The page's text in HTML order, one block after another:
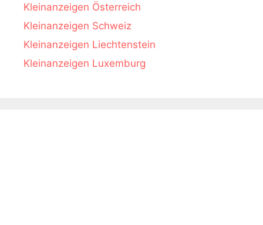
Kleinanzeigen Österreich
Kleinanzeigen Schweiz
Kleinanzeigen Liechtenstein
Kleinanzeigen Luxemburg